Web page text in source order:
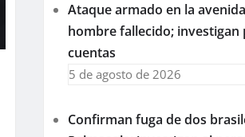
Ataque armado en la
hombre fallecido; investigan
cuentas
5 de agosto de 2026
Confirman fuga de dos